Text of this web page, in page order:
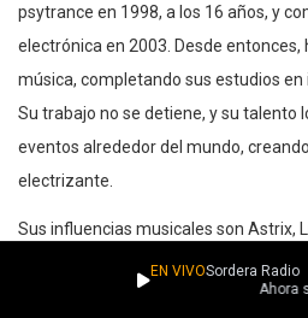
psytrance en 1998, a los 16 años, y
electrónica en 2003. Desde entonces,
música, completando sus estudios en
Su trabajo no se detiene, y su talento
eventos alrededor del mundo,
electrizante.
Sus influencias musicales son Astrix,
EN VIVOSordera Radio
Ahora